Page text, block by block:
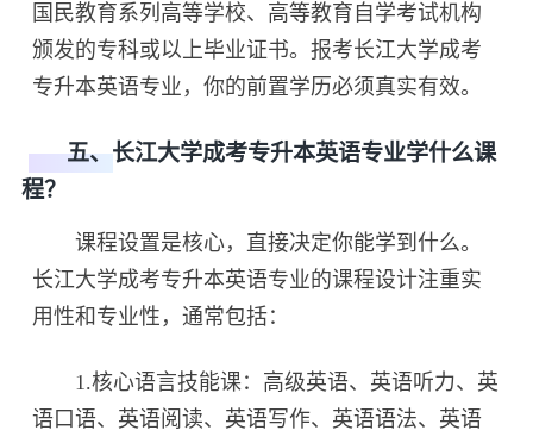
国民教育系列高等学校、高等教育自学考试机构
颁发的专科或以上毕业证书。报考长江大学成考
专升本英语专业，你的前置学历必须真实有效。
五、长江大学成考专升本英语专业学什么课
程？
课程设置是核心，直接决定你能学到什么。
长江大学成考专升本英语专业的课程设计注重实
用性和专业性，通常包括：
1.核心语言技能课：高级英语、英语听力、英
语口语、英语阅读、英语写作、英语语法、英语